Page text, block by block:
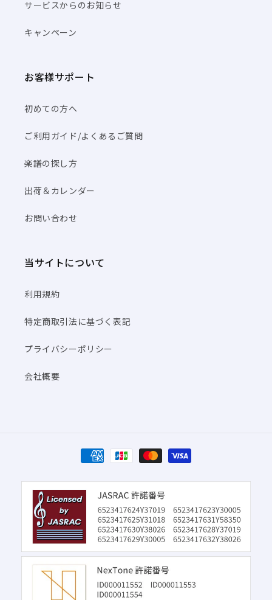
サービスからのお知らせ
キャンペーン
お客様サポート
初めての方へ
ご利用ガイド/よくあるご質問
楽譜の探し方
出荷＆カレンダー
お問い合わせ
当サイトについて
利用規約
特定商取引法に基づく表記
プライバシーポリシー
会社概要
決
済
方
法